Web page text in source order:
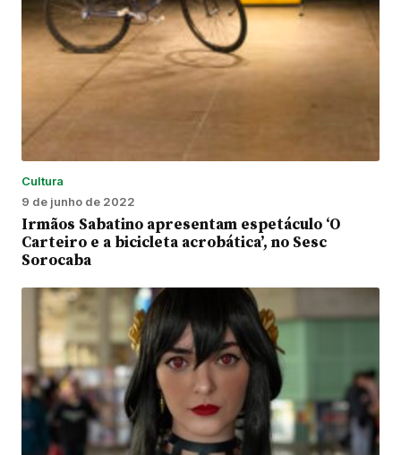
Cultura
9 de junho de 2022
Irmãos Sabatino apresentam espetáculo ‘O
Carteiro e a bicicleta acrobática’, no Sesc
Sorocaba